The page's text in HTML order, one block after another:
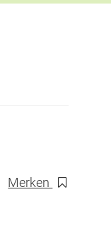
Merken